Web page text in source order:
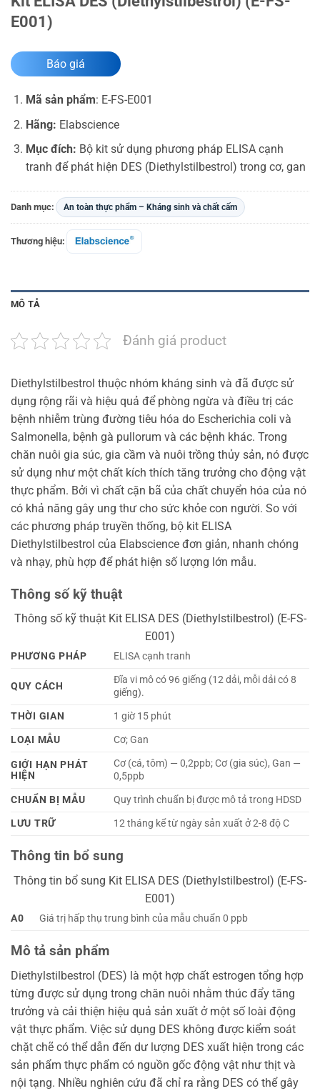
E001)
Báo giá
Mã sản phẩm: E-FS-E001
Hãng: Elabscience
Mục đích: Bộ kit sử dụng phương pháp ELISA cạnh
tranh để phát hiện DES (Diethylstilbestrol) trong cơ, gan
Danh mục: An toàn thực phẩm – Kháng sinh và chất cấm
Thương hiệu:
MÔ TẢ
Đánh giá product
Diethylstilbestrol thuộc nhóm kháng sinh và đã được sử
dụng rộng rãi và hiệu quả để phòng ngừa và điều trị các
bệnh nhiễm trùng đường tiêu hóa do Escherichia coli và
Salmonella, bệnh gà pullorum và các bệnh khác. Trong
chăn nuôi gia súc, gia cầm và nuôi trồng thủy sản, nó được
sử dụng như một chất kích thích tăng trưởng cho động vật
thực phẩm. Bởi vì chất cặn bã của chất chuyển hóa của nó
có khả năng gây ung thư cho sức khỏe con người. So với
các phương pháp truyền thống, bộ kit ELISA
Diethylstilbestrol của Elabscience đơn giản, nhanh chóng
và nhạy, phù hợp để phát hiện số lượng lớn mẫu.
Thông số kỹ thuật
Thông số kỹ thuật Kit ELISA DES (Diethylstilbestrol) (E-FS-
E001)
PHƯƠNG PHÁP ELISA cạnh tranh
QUY CÁCH
Đĩa vi mô có 96 giếng (12 dải, mỗi dải có 8
giếng).
THỜI GIAN
1 giờ 15 phút
LOẠI MẪU
Cơ; Gan
GIỚI HẠN PHÁT
HIỆN
Cơ (cá, tôm) — 0,2ppb; Cơ (gia súc), Gan —
0,5ppb
CHUẨN BỊ MẪU
Quy trình chuẩn bị được mô tả trong HDSD
LƯU TRỮ
12 tháng kể từ ngày sản xuất ở 2-8 độ C
Thông tin bổ sung
Thông tin bổ sung Kit ELISA DES (Diethylstilbestrol) (E-FS-
E001)
A0 Giá trị hấp thụ trung bình của mẫu chuẩn 0 ppb
Mô tả sản phẩm
Diethylstilbestrol (DES) là một hợp chất estrogen tổng hợp
từng được sử dụng trong chăn nuôi nhằm thúc đẩy tăng
trưởng và cải thiện hiệu quả sản xuất ở một số loài động
vật thực phẩm. Việc sử dụng DES không được kiểm soát
chặt chẽ có thể dẫn đến dư lượng DES xuất hiện trong các
sản phẩm thực phẩm có nguồn gốc động vật như thịt và
nội tạng. Nhiều nghiên cứu đã chỉ ra rằng DES có thể gây